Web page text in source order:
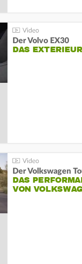
Der Volvo EX30
DAS
Der Volkswagen
DAS
VON